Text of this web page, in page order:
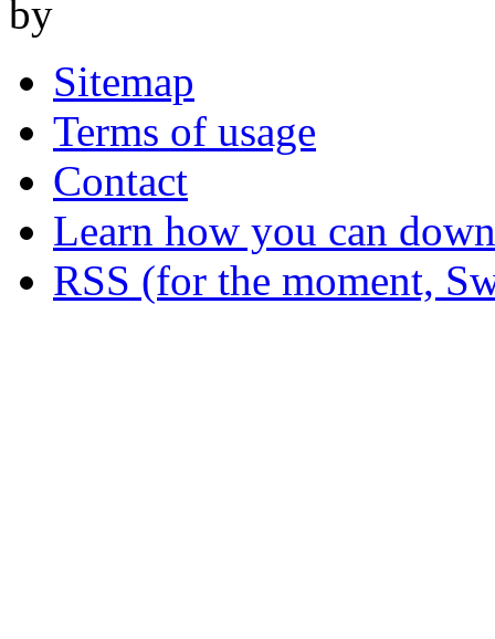
by
Sitemap
Terms of usage
Contact
Learn how you can
RSS (for the moment,